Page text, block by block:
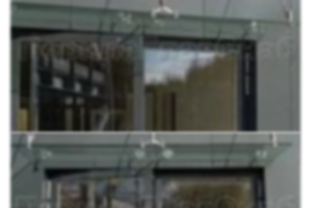
6.k269-6- 8 шт
8.k288-I-2- 1 шт